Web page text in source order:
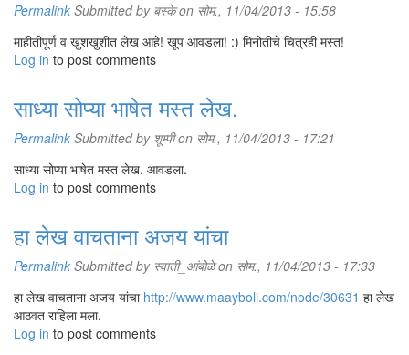
Permalink Submitted by बस्केon सोम., 11/04/2013 - 15:58
माहीतीपूर्ण व खुशखुशीत लेख आहे! खूप आवडला! :) मिनोतीचे चित्रही मस्त!
Log in to post comments
साध्या सोप्या भाषेत मस्त लेख.
Permalink Submitted by शूम्पीon सोम., 11/04/2013 - 17:21
साध्या सोप्या भाषेत मस्त लेख. आवडला.
Log in to post comments
हा लेख वाचताना अजय यांचा
Permalink Submitted by स्वाती_आंबोळेon सोम., 11/04/2013 - 17:33
हा लेख वाचताना अजय यांचा http://www.maayboli.com/node/30631 हा लेख
आठवत राहिला मला.
Log in to post comments